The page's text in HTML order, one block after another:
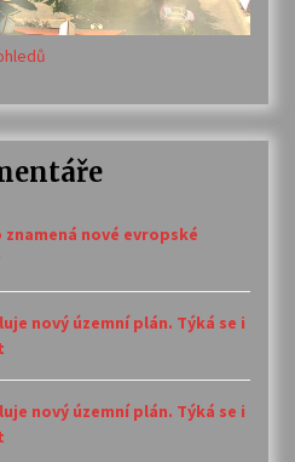
znamená nové evropské
nový územní plán. Týká se i
nový územní plán. Týká se i